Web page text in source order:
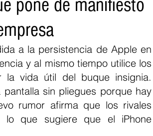
pone de manifiesto
a la persistencia de Apple en
y al mismo tiempo utilice los
la vida útil del buque insignia.
sin pliegues porque hay
rumor afirma que los rivales
lo que sugiere que el iPhone